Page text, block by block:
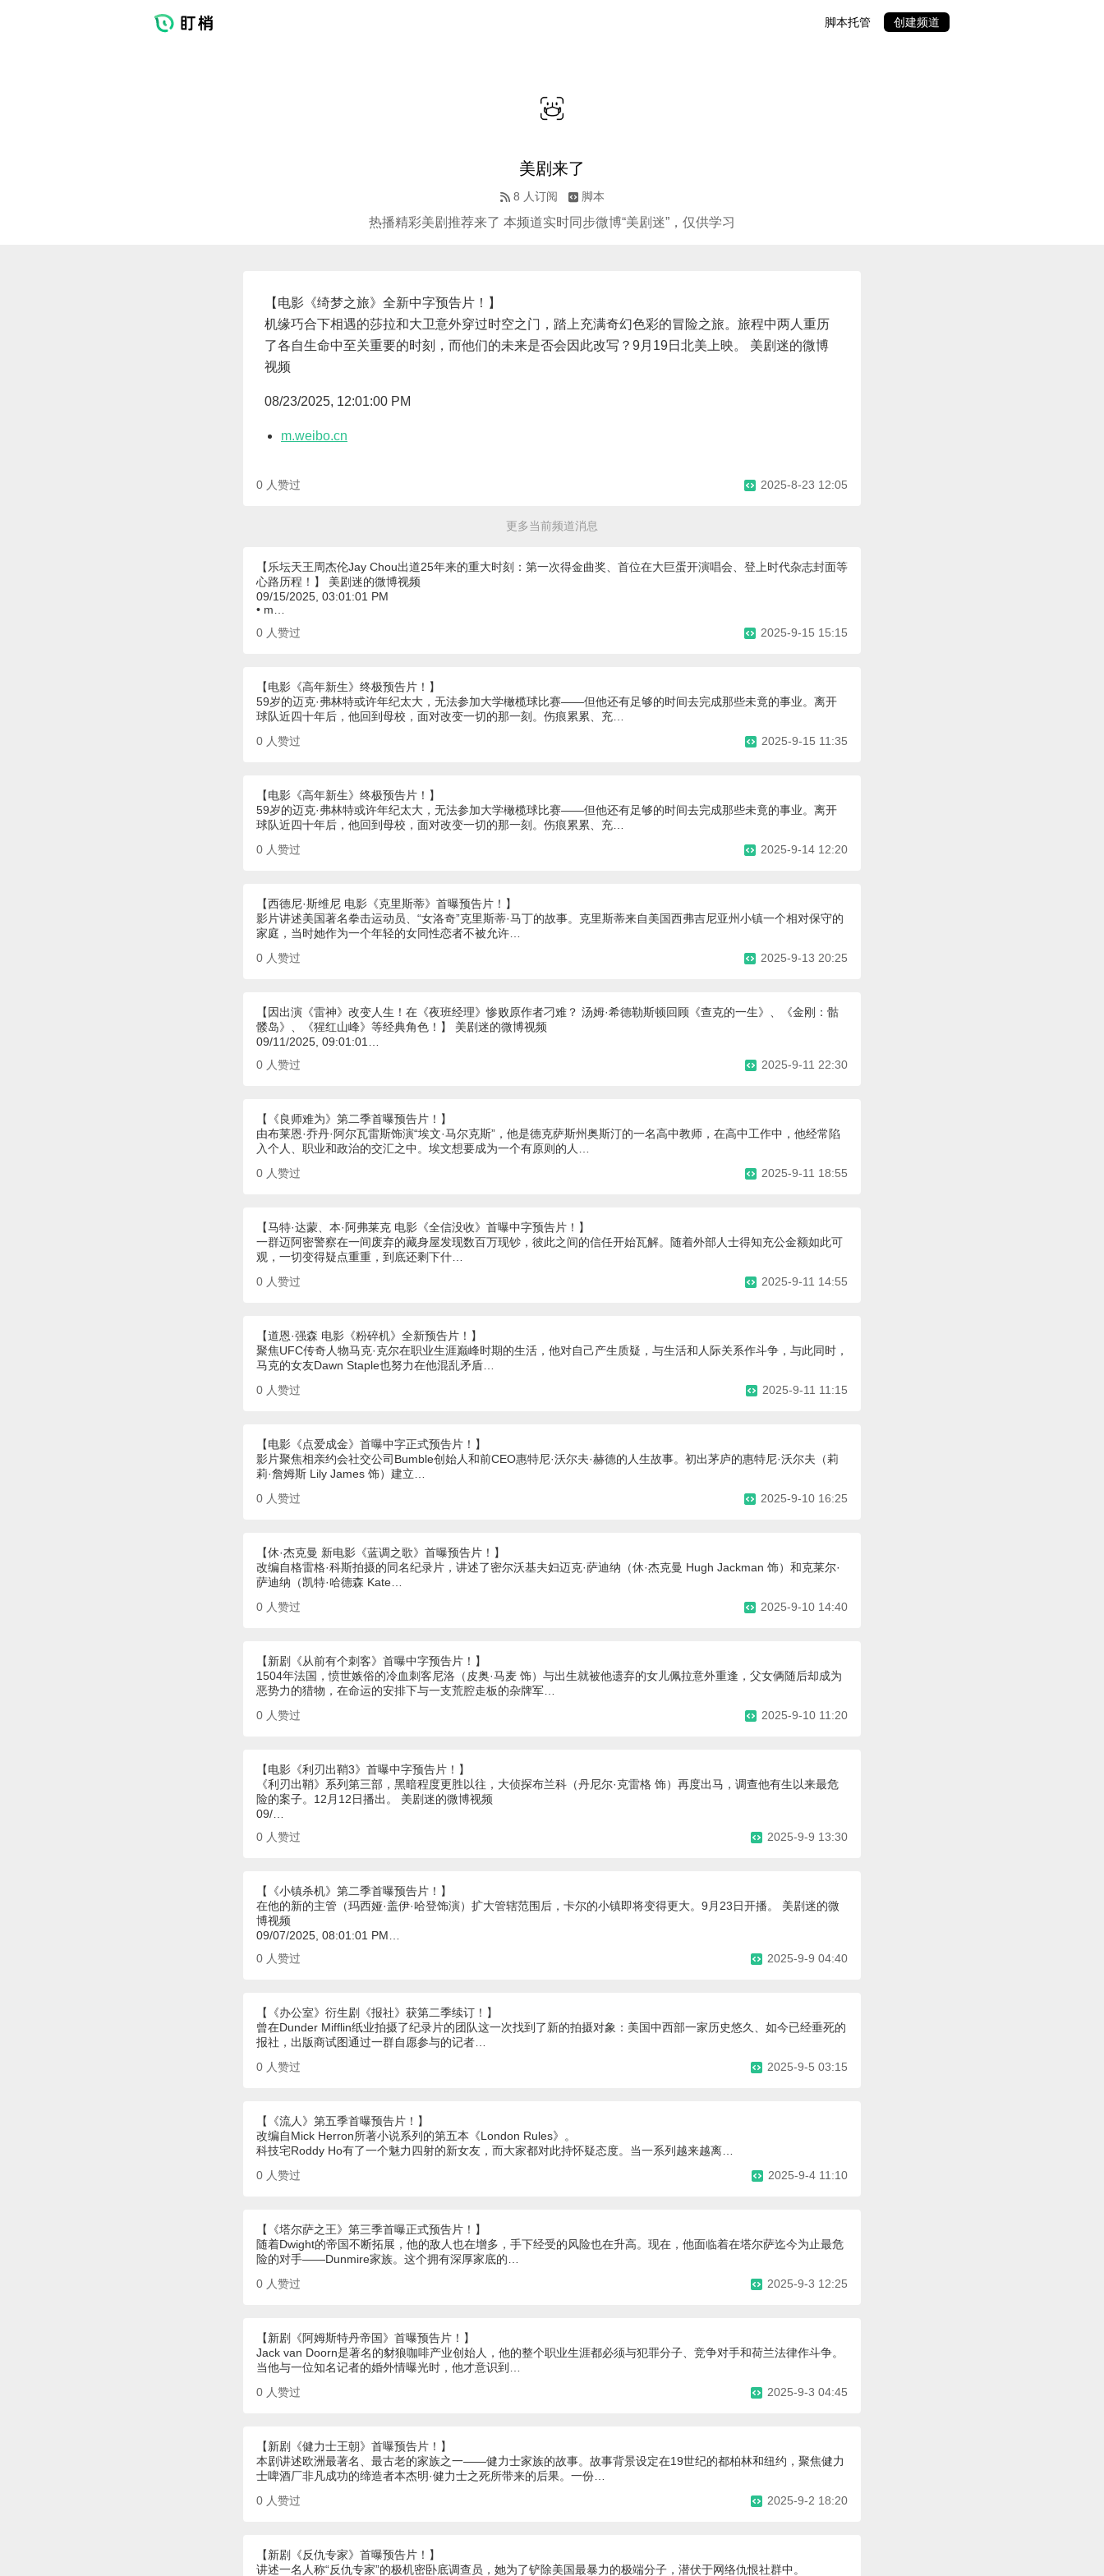
脚本托管 创建频道
美剧来了
8 人订阅 脚本
热播精彩美剧推荐来了 本频道实时同步微博“美剧迷”，仅供学习
【电影《绮梦之旅》全新中字预告片！】
机缘巧合下相遇的莎拉和大卫意外穿过时空之门，踏上充满奇幻色彩的冒险之旅。旅程中两人重历
了各自生命中至关重要的时刻，而他们的未来是否会因此改写？9月19日北美上映。 美剧迷的微博
视频
08/23/2025, 12:01:00 PM
m.weibo.cn
0 人赞过 2025-8-23 12:05
更多当前频道消息
【乐坛天王周杰伦Jay Chou出道25年来的重大时刻：第一次得金曲奖、首位在大巨蛋开演唱会、登上时代杂志封面等
心路历程！】 美剧迷的微博视频
09/15/2025, 03:01:01 PM
• m…
0 人赞过 2025-9-15 15:15
【电影《高年新生》终极预告片！】
59岁的迈克·弗林特或许年纪太大，无法参加大学橄榄球比赛——但他还有足够的时间去完成那些未竟的事业。离开
球队近四十年后，他回到母校，面对改变一切的那一刻。伤痕累累、充…
0 人赞过 2025-9-15 11:35
【电影《高年新生》终极预告片！】
59岁的迈克·弗林特或许年纪太大，无法参加大学橄榄球比赛——但他还有足够的时间去完成那些未竟的事业。离开
球队近四十年后，他回到母校，面对改变一切的那一刻。伤痕累累、充…
0 人赞过 2025-9-14 12:20
【西德尼·斯维尼 电影《克里斯蒂》首曝预告片！】
影片讲述美国著名拳击运动员、“女洛奇”克里斯蒂·马丁的故事。克里斯蒂来自美国西弗吉尼亚州小镇一个相对保守的
家庭，当时她作为一个年轻的女同性恋者不被允许…
0 人赞过 2025-9-13 20:25
【因出演《雷神》改变人生！在《夜班经理》惨败原作者刁难？ 汤姆·希德勒斯顿回顾《查克的一生》、《金刚：骷
髅岛》、《猩红山峰》等经典角色！】 美剧迷的微博视频
09/11/2025, 09:01:01…
0 人赞过 2025-9-11 22:30
【《良师难为》第二季首曝预告片！】
由布莱恩·乔丹·阿尔瓦雷斯饰演“埃文·马尔克斯”，他是德克萨斯州奥斯汀的一名高中教师，在高中工作中，他经常陷
入个人、职业和政治的交汇之中。埃文想要成为一个有原则的人…
0 人赞过 2025-9-11 18:55
【马特·达蒙、本·阿弗莱克 电影《全信没收》首曝中字预告片！】
一群迈阿密警察在一间废弃的藏身屋发现数百万现钞，彼此之间的信任开始瓦解。随着外部人士得知充公金额如此可
观，一切变得疑点重重，到底还剩下什…
0 人赞过 2025-9-11 14:55
【道恩·强森 电影《粉碎机》全新预告片！】
聚焦UFC传奇人物马克·克尔在职业生涯巅峰时期的生活，他对自己产生质疑，与生活和人际关系作斗争，与此同时，
马克的女友Dawn Staple也努力在他混乱矛盾…
0 人赞过 2025-9-11 11:15
【电影《点爱成金》首曝中字正式预告片！】
影片聚焦相亲约会社交公司Bumble创始人和前CEO惠特尼·沃尔夫·赫德的人生故事。初出茅庐的惠特尼·沃尔夫（莉
莉·詹姆斯 Lily James 饰）建立…
0 人赞过 2025-9-10 16:25
【休·杰克曼 新电影《蓝调之歌》首曝预告片！】
改编自格雷格·科斯拍摄的同名纪录片，讲述了密尔沃基夫妇迈克·萨迪纳（休·杰克曼 Hugh Jackman 饰）和克莱尔·
萨迪纳（凯特·哈德森 Kate…
0 人赞过 2025-9-10 14:40
【新剧《从前有个刺客》首曝中字预告片！】
1504年法国，愤世嫉俗的冷血刺客尼洛（皮奥·马麦 饰）与出生就被他遗弃的女儿佩拉意外重逢，父女俩随后却成为
恶势力的猎物，在命运的安排下与一支荒腔走板的杂牌军…
0 人赞过 2025-9-10 11:20
【电影《利刃出鞘3》首曝中字预告片！】
《利刃出鞘》系列第三部，黑暗程度更胜以往，大侦探布兰科（丹尼尔·克雷格 饰）再度出马，调查他有生以来最危
险的案子。12月12日播出。 美剧迷的微博视频
09/…
0 人赞过 2025-9-9 13:30
【《小镇杀机》第二季首曝预告片！】
在他的新的主管（玛西娅·盖伊·哈登饰演）扩大管辖范围后，卡尔的小镇即将变得更大。9月23日开播。 美剧迷的微
博视频
09/07/2025, 08:01:01 PM…
0 人赞过 2025-9-9 04:40
【《办公室》衍生剧《报社》获第二季续订！】
曾在Dunder Mifflin纸业拍摄了纪录片的团队这一次找到了新的拍摄对象：美国中西部一家历史悠久、如今已经垂死的
报社，出版商试图通过一群自愿参与的记者…
0 人赞过 2025-9-5 03:15
【《流人》第五季首曝预告片！】
改编自Mick Herron所著小说系列的第五本《London Rules》。
科技宅Roddy Ho有了一个魅力四射的新女友，而大家都对此持怀疑态度。当一系列越来越离…
0 人赞过 2025-9-4 11:10
【《塔尔萨之王》第三季首曝正式预告片！】
随着Dwight的帝国不断拓展，他的敌人也在增多，手下经受的风险也在升高。现在，他面临着在塔尔萨迄今为止最危
险的对手——Dunmire家族。这个拥有深厚家底的…
0 人赞过 2025-9-3 12:25
【新剧《阿姆斯特丹帝国》首曝预告片！】
Jack van Doorn是著名的豺狼咖啡产业创始人，他的整个职业生涯都必须与犯罪分子、竞争对手和荷兰法律作斗争。
当他与一位知名记者的婚外情曝光时，他才意识到…
0 人赞过 2025-9-3 04:45
【新剧《健力士王朝》首曝预告片！】
本剧讲述欧洲最著名、最古老的家族之一——健力士家族的故事。故事背景设定在19世纪的都柏林和纽约，聚焦健力
士啤酒厂非凡成功的缔造者本杰明·健力士之死所带来的后果。一份…
0 人赞过 2025-9-2 18:20
【新剧《反仇专家》首曝预告片！】
讲述一名人称“反仇专家”的极机密卧底调查员，她为了铲除美国最暴力的极端分子，潜伏于网络仇恨社群中。